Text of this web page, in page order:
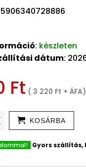
5906340728886
: készleten
dátum:
Ft ( 3 220 Ft + ÁFA)
KOSÁRBA
Gyors